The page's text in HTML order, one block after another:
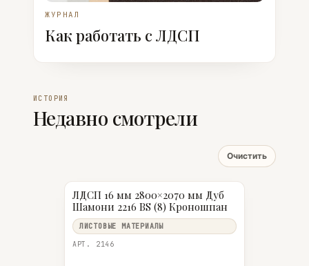
ЖУРНАЛ
Как работать с ЛДСП
ИСТОРИЯ
Недавно смотрели
Очистить
ЛДСП 16 мм 2800×2070 мм Дуб
Шамони 2216 BS (8) Кроношпан
ЛИСТОВЫЕ МАТЕРИАЛЫ
АРТ. 2146